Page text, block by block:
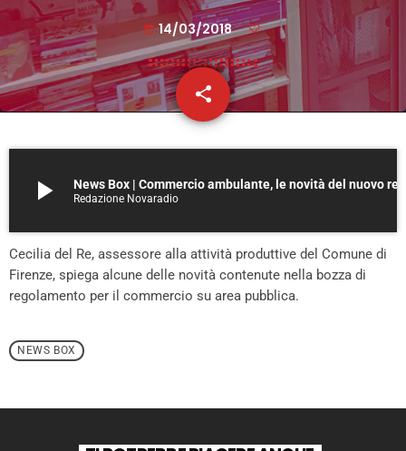
today 14/03/2018
share
email
play_arrow Redazione Novaradio
Cecilia del Re, assessore alla attività produttive del Comune di
Firenze, spiega alcune delle novità contenute nella bozza di
regolamento per il commercio su area pubblica.
NEWS BOX